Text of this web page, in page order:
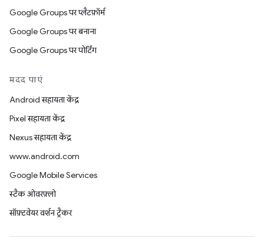
Google Groups पर प्लैटफ़ॉर्म
Google Groups पर बनाना
Google Groups पर पोर्टिंग
मदद पाएं
Android सहायता केंद्र
Pixel सहायता केंद्र
Nexus सहायता केंद्र
www.android.com
Google Mobile Services
स्टैक ओवरफ़्लो
सॉफ़्टवेयर वर्शन ट्रैकर